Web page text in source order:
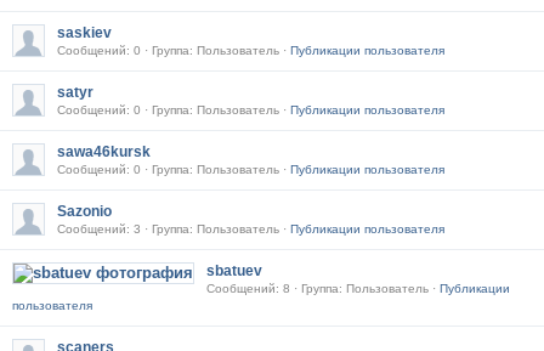
saskiev
Сообщений: 0 · Группа: Пользователь · Публикации пользователя
satyr
Сообщений: 0 · Группа: Пользователь · Публикации пользователя
sawa46kursk
Сообщений: 0 · Группа: Пользователь · Публикации пользователя
Sazonio
Сообщений: 3 · Группа: Пользователь · Публикации пользователя
sbatuev
Сообщений: 8 · Группа: Пользователь · Публикации
пользователя
scaners